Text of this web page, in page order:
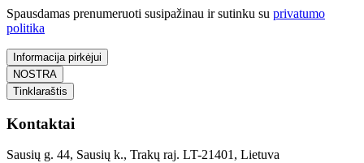
Spausdamas prenumeruoti susipažinau ir sutinku su privatumo
politika
Informacija pirkėjui
NOSTRA
Tinklaraštis
Kontaktai
Sausių g. 44, Sausių k., Trakų raj. LT-21401, Lietuva